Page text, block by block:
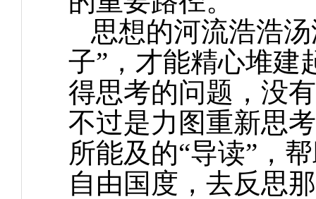
思想的河流浩浩
子”，才能精心堆建
得思考的问题，没
不过是力图重新思
所能及的“导读”，
自由国度，去反思